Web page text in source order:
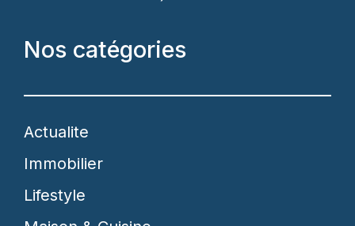
Nos catégories
Actualite
Immobilier
Lifestyle